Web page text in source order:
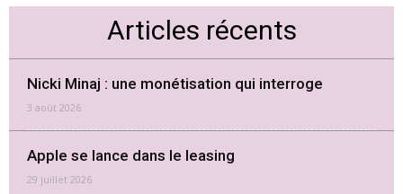
Articles récents
Nicki Minaj : une monétisation qui interroge
3 août 2026
Apple se lance dans le leasing
29 juillet 2026